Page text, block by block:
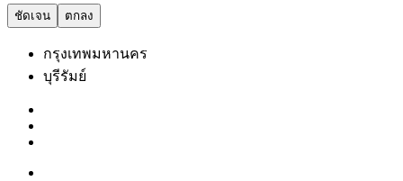
ชัดเจน ตกลง
กรุงเทพมหานคร
บุรีรัมย์